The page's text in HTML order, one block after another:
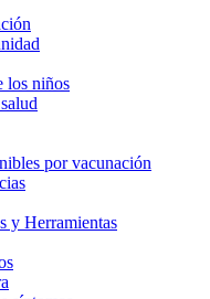
los niños
por vacunación
y Herramientas